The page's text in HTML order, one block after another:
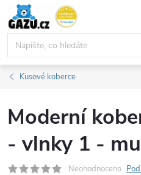
Přejít
obsah
Kusové koberce
Moderní
- vlnky 1 -
Neohodnoceno